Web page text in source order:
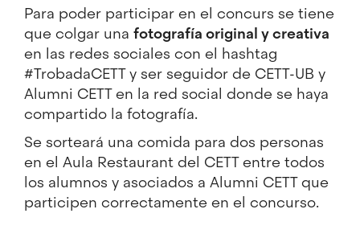
Para poder participar en el concurs se tiene
que colgar una fotografía original y creativa
en las redes sociales con el hashtag
#TrobadaCETT y ser seguidor de CETT-UB y
Alumni CETT en la red social donde se haya
compartido la fotografía.
Se sorteará una comida para dos personas
en el Aula Restaurant del CETT entre todos
los alumnos y asociados a Alumni CETT que
participen correctamente en el concurso.